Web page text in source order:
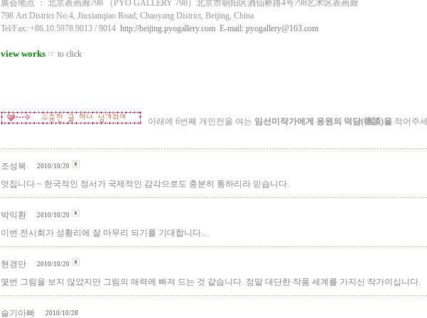
展会地点 ： 北京表画廊798 （PYO GALLERY 798）北京市朝阳区酒仙桥路4号798艺术区表画廊
798 Art District No.4, Jiuxianqiao Road, Chaoyang District, Beijing, China
Tel/Fax: +86.10.5978.9013 / 9014 http://beijing.pyogallery.com E-mail: pyogallery@163.com
view works ☞ to click
아래에 6번째 개인전을 여는 임선미작가에게 응원의 덕담(德談)을 적어주
조성복 2010/10/20
멋집니다 ~ 한국적인 정서가 국제적인 감각으로도 충분히 통하리라 믿습니다.
박익환 2010/10/20
이번 전시회가 성황리에 잘 마무리 되기를 기대합니다...
현경만 2010/10/20
몇번 그림을 보지 않았지만 그림의 매력에 빠져 드는 것 같습니다. 정말 대단한 작품 세계를 가지신 작가이십니다.
슬기아빠 2010/10/28